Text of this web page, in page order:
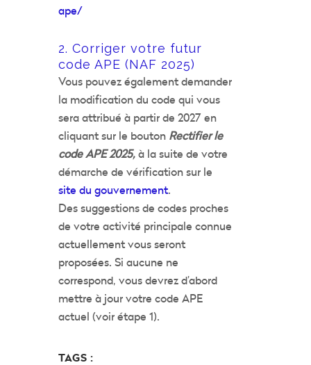
ape/
2. Corriger votre futur
code APE (NAF 2025)
Vous pouvez également demander
la modification du code qui vous
sera attribué à partir de 2027 en
cliquant sur le bouton Rectifier le
code APE 2025,à la suite de votre
démarche de vérification sur le
site du gouvernement.
Des suggestions de codes proches
de votre activité principale connue
actuellement vous seront
proposées. Si aucune ne
correspond, vous devrez d’abord
mettre à jour votre code APE
actuel (voir étape 1).
TAGS :